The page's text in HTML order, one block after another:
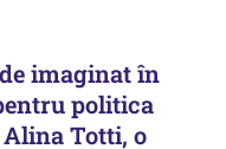
imaginat în
politica
Totti, o